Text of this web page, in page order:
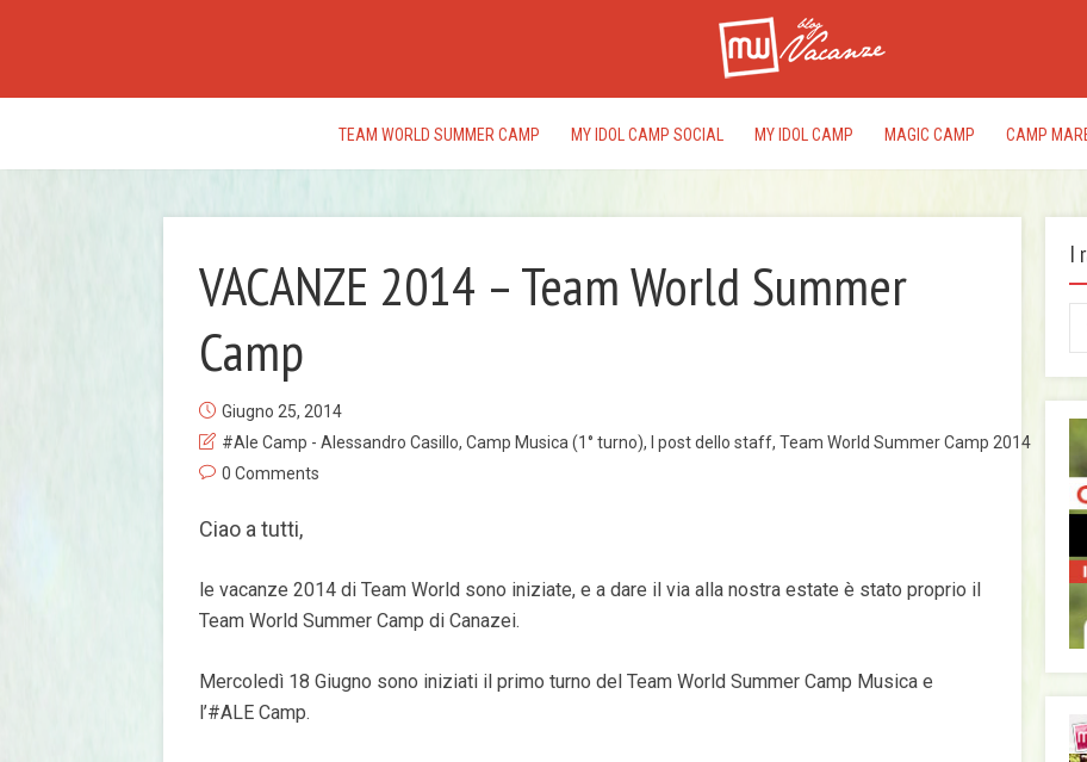
TEAM WORLD SUMMER CAMP MY IDOL CAMP SOCIAL MY IDOL CAMP MAGIC CAMP CAMP
VACANZE 2014 – Team World Summer
Camp
Giugno 25, 2014
#Ale Camp - Alessandro Casillo, Camp Musica (1° turno), I post dello staff, Team World Summer Camp 2014
0 Comments
Ciao a tutti,
le vacanze 2014 di Team World sono iniziate, e a dare il via alla nostra estate è stato proprio il
Team World Summer Camp di Canazei.
Mercoledì 18 Giugno sono iniziati il primo turno del Team World Summer Camp Musica e
l’#ALE Camp.
I
delle